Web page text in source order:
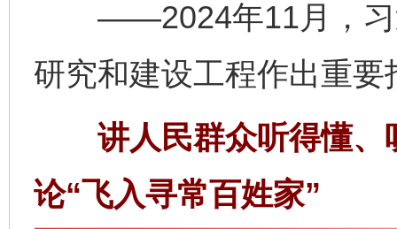
——2024年11月，习
研究和建设工程作出重要
讲人民群众听得懂、
论“飞入寻常百姓家”